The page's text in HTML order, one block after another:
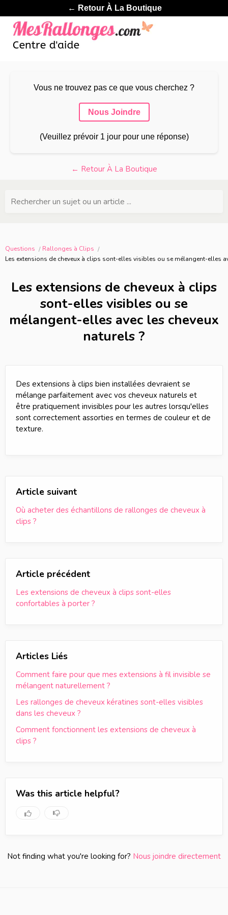
← Retour À La Boutique
Vous ne trouvez pas ce que vous cherchez ?
Nous Joindre
(Veuillez prévoir 1 jour pour une réponse)
← Retour À La Boutique
Rechercher un sujet ou un article ...
Questions
Rallonges à Clips
Les extensions de cheveux à clips sont-elles visibles ou se mélangent-elles
Les extensions de cheveux à clips
sont-elles visibles ou se
mélangent-elles avec les cheveux
naturels ?
Des extensions à clips bien installées devraient se
mélange parfaitement avec vos cheveux naturels et
être pratiquement invisibles pour les autres lorsqu'elles
sont correctement assorties en termes de couleur et de
texture.
Article suivant
Où acheter des échantillons de rallonges de cheveux à
clips ?
Article précédent
Les extensions de cheveux à clips sont-elles
confortables à porter ?
Articles Liés
Comment faire pour que mes extensions à fil invisible se
mélangent naturellement ?
Les rallonges de cheveux kératines sont-elles visibles
dans les cheveux ?
Comment fonctionnent les extensions de cheveux à
clips ?
Was this article helpful?
Not finding what you're looking for? Nous joindre directement